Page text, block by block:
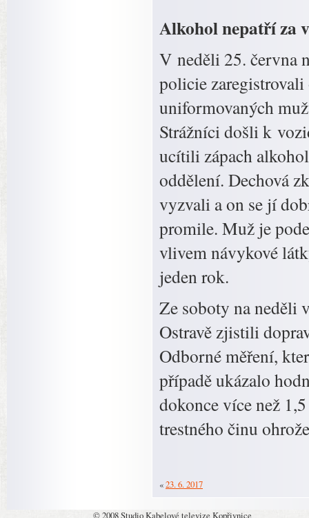
Alkohol nepatří za
V neděli 25. června
policie
uniformovaných
Strážníci došli k
ucítili zápach
oddělení. Dechová
vyzvali a on se jí
promile. Muž je
vlivem návykové
jeden rok.
Ze soboty na neděli
Ostravě zjistili
Odborné měření,
případě ukázalo
dokonce více než
trestného činu
«23. 6. 2017
© 2008 Studio Kabelové televize Kopřivnice